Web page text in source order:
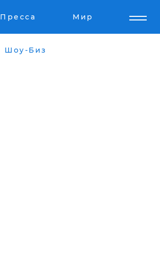
Пресса Мир
Шоу-Биз